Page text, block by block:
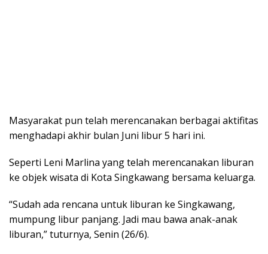
Masyarakat pun telah merencanakan berbagai aktifitas
menghadapi akhir bulan Juni libur 5 hari ini.
Seperti Leni Marlina yang telah merencanakan liburan
ke objek wisata di Kota Singkawang bersama keluarga.
“Sudah ada rencana untuk liburan ke Singkawang,
mumpung libur panjang. Jadi mau bawa anak-anak
liburan,” tuturnya, Senin (26/6).